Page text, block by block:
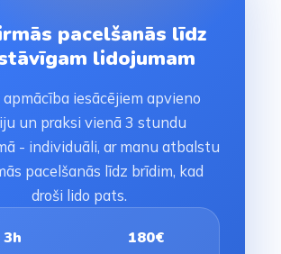
pacelšanās līdz
lidojumam
apmācība iesācējiem apvieno
un praksi vienā 3 stundu
- individuāli, ar manu atbalstu
pacelšanās līdz brīdim, kad
droši lido pats.
3h 180€